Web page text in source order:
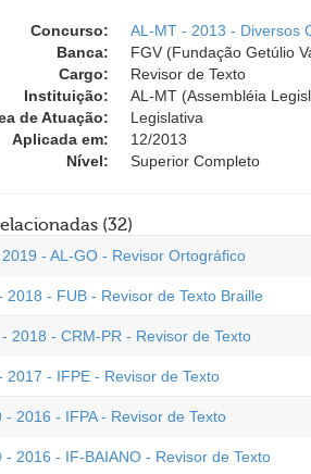
Concurso:
AL-MT - 2013 - Diversos
Banca:
FGV (Fundação Getúlio
Cargo:
Revisor de Texto
Instituição:
AL-MT (Assembléia
de Atuação:
Legislativa
Aplicada em:
12/2013
Nível:
Superior Completo
(32)
2019 - AL-GO - Revisor Ortográfico
2018 - FUB - Revisor de Texto Braille
2018 - CRM-PR - Revisor de Texto
2017 - IFPE - Revisor de Texto
- 2016 - IFPA - Revisor de Texto
- 2016 - IF-BAIANO - Revisor de Texto